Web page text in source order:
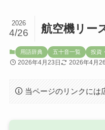
航空機リー
2026
4/26
用語辞典 五十音一覧 投資
2026年4月23日 2026年4月
当ページのリンクには